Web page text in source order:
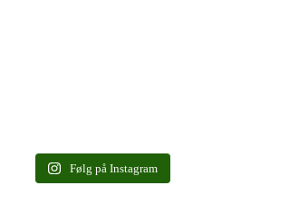
Følg på Instagram